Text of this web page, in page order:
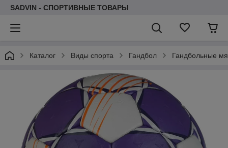
SADVIN - СПОРТИВНЫЕ ТОВАРЫ
Каталог Виды спорта Гандбол Гандбольные